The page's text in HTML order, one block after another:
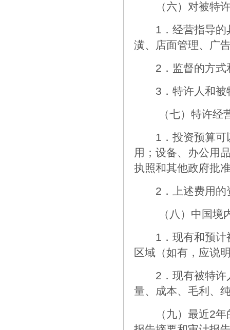
（六）对被特许
1．经营指导的具
潢、店面管理、广
2．监督的方式和
3．特许人和被
（七）特许经营
1．投资预算可以
用；设备、办公用
执照和其他政府批
2．上述费用的
（八）中国境内
1．现有和预计被
区域（如有，应说
2．现有被特许人
量、成本、毛利、
（九）最近2年的